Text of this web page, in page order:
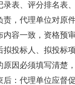
表、评分排名表
，代理单位对原
容一致，资格预
投标人、拟投标
因必须填写清楚
：代理单位应督